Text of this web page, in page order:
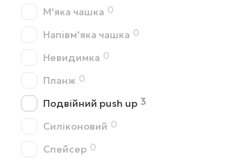
М'яка чашка 0
Напівм'яка чашка 0
Невидимка 0
Планж 0
Подвійний push up 3
Силіконовий 0
Спейсер 0